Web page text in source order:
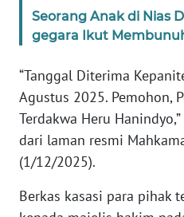
Seorang Anak di Nias
gegara Ikut
“Tanggal Diterima
Agustus 2025. Pemohon,
Terdakwa Heru
dari laman resmi
(1/12/2025).
Berkas kasasi para pihak
PEDOMAN
MEDIA
SIBER
REDAKSI
KARIR
DISCLAIMER
Wahana